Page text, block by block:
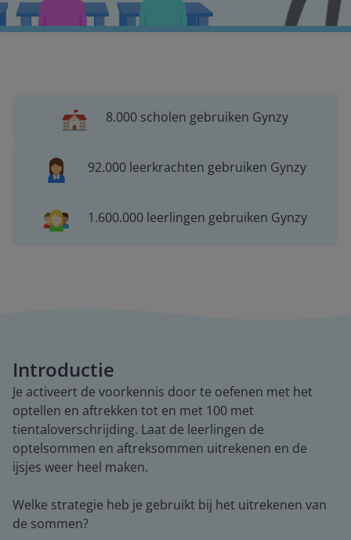
8.000 scholen gebruiken Gynzy
92.000 leerkrachten gebruiken Gynzy
1.600.000 leerlingen gebruiken Gynzy
Introductie
Je activeert de voorkennis door te oefenen met het
optellen en aftrekken tot en met 100 met
tientaloverschrijding. Laat de leerlingen de
optelsommen en aftreksommen uitrekenen en de
ijsjes weer heel maken.
Welke strategie heb je gebruikt bij het uitrekenen van
de sommen?